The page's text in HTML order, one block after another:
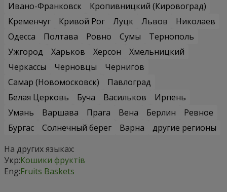
Ивано-Франковск
Кропивницкий (Кировоград)
Кременчуг
Кривой Рог Луцк Львов
Николаев
Одесса
Полтава Ровно Сумы
Тернополь
Ужгород
Харьков Херсон
Хмельницкий
Черкассы
Черновцы
Чернигов
Самар (Новомосковск)
Павлоград
Белая Церковь
Буча Васильков
Ирпень
Умань
Варшава Прага Вена Берлин
Ревное
Бургас
Солнечный берег Варна
другие регионы
На других языках:
Укр:Кошики фруктів
Eng:Fruits Baskets